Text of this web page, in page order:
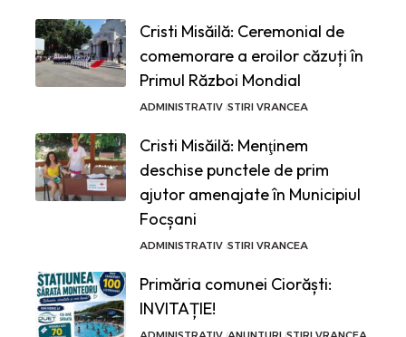
Cristi Misăilă: Ceremonial de
comemorare a eroilor căzuți în
Primul Război Mondial
ADMINISTRATIV STIRI VRANCEA
Cristi Misăilă: Menţinem
deschise punctele de prim
ajutor amenajate în Municipiul
Focșani
ADMINISTRATIV STIRI VRANCEA
Primăria comunei Ciorăști:
INVITAȚIE!